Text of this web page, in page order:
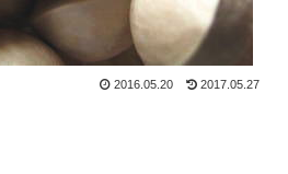
2016.05.20 2017.05.27